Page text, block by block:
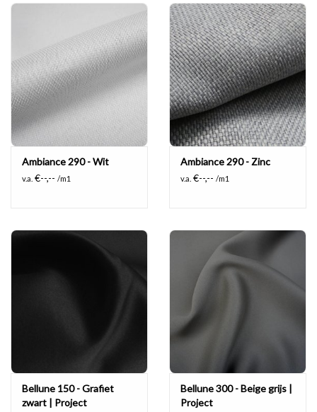
Ambiance 290 - Wit
v.a. €--,-- /m1
Ambiance 290 - Zinc
v.a. €--,-- /m1
Bellune 150 - Grafiet
zwart | Project
Bellune 300 - Beige grijs |
Project